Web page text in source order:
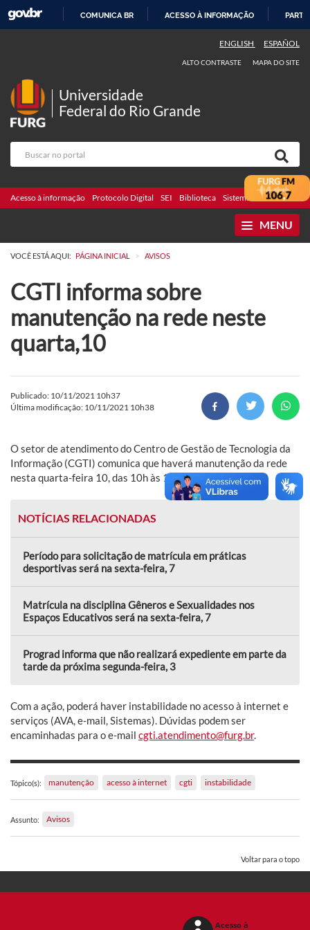
COMUNICA BR ACESSO À INFORMAÇÃO
ENGLISH ESPAÑOL
ALTO CONTRASTE MAPA DO SITE
Universidade
Federal do Rio Grande
Acesso à informação Protocolo Digital SEI Biblioteca Sistemas Webmail
MENU
VOCÊ ESTÁ AQUI: PÁGINA INICIAL > AVISOS
CGTI informa sobre
manutenção na rede neste
quarta,10
Publicado: 10/11/2021 10h37
Última modificação: 10/11/2021 10h38
O setor de atendimento do Centro de Gestão de Tecnologia da
Informação (CGTI) comunica que haverá manutenção da rede
nesta quarta-feira 10, das 10h às 13h.
NOTÍCIAS RELACIONADAS
Período para solicitação de matrícula em práticas
desportivas será na sexta-feira, 7
Matrícula na disciplina Gêneros e Sexualidades nos
Espaços Educativos será na sexta-feira, 7
Prograd informa que não realizará expediente em parte da
tarde da próxima segunda-feira, 3
Com a ação, poderá haver instabilidade no acesso à internet e
serviços (AVA, e-mail, Sistemas). Dúvidas podem ser
encaminhadas para o e-mail cgti.atendimento@furg.br.
Tópico(s): manutenção acesso à internet cgti instabilidade
Assunto: Avisos
Voltar para o topo